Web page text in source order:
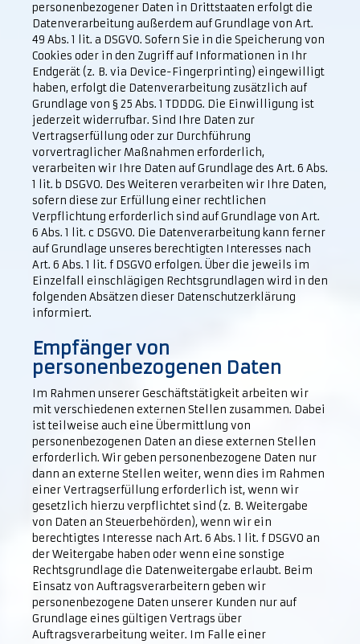
personenbezogener Daten in Drittstaaten erfolgt die
Datenverarbeitung außerdem auf Grundlage von Art.
49 Abs. 1 lit. a DSGVO. Sofern Sie in die Speicherung von
Cookies oder in den Zugriff auf Informationen in Ihr
Endgerät (z. B. via Device-Fingerprinting) eingewilligt
haben, erfolgt die Datenverarbeitung zusätzlich auf
Grundlage von § 25 Abs. 1 TDDDG. Die Einwilligung ist
jederzeit widerrufbar. Sind Ihre Daten zur
Vertragserfüllung oder zur Durchführung
vorvertraglicher Maßnahmen erforderlich,
verarbeiten wir Ihre Daten auf Grundlage des Art. 6 Abs.
1 lit. b DSGVO. Des Weiteren verarbeiten wir Ihre Daten,
sofern diese zur Erfüllung einer rechtlichen
Verpflichtung erforderlich sind auf Grundlage von Art.
6 Abs. 1 lit. c DSGVO. Die Datenverarbeitung kann ferner
auf Grundlage unseres berechtigten Interesses nach
Art. 6 Abs. 1 lit. f DSGVO erfolgen. Über die jeweils im
Einzelfall einschlägigen Rechtsgrundlagen wird in den
folgenden Absätzen dieser Datenschutzerklärung
informiert.
Empfänger von
personenbezogenen Daten
Im Rahmen unserer Geschäftstätigkeit arbeiten wir
mit verschiedenen externen Stellen zusammen. Dabei
ist teilweise auch eine Übermittlung von
personenbezogenen Daten an diese externen Stellen
erforderlich. Wir geben personenbezogene Daten nur
dann an externe Stellen weiter, wenn dies im Rahmen
einer Vertragserfüllung erforderlich ist, wenn wir
gesetzlich hierzu verpflichtet sind (z. B. Weitergabe
von Daten an Steuerbehörden), wenn wir ein
berechtigtes Interesse nach Art. 6 Abs. 1 lit. f DSGVO an
der Weitergabe haben oder wenn eine sonstige
Rechtsgrundlage die Datenweitergabe erlaubt. Beim
Einsatz von Auftragsverarbeitern geben wir
personenbezogene Daten unserer Kunden nur auf
Grundlage eines gültigen Vertrags über
Auftragsverarbeitung weiter. Im Falle einer